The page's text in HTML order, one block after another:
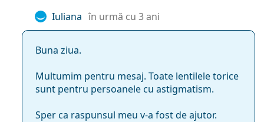
Iuliana în urmă cu 3 ani
Buna ziua.
Multumim pentru mesaj. Toate lentilele torice
sunt pentru persoanele cu astigmatism.
Sper ca raspunsul meu v-a fost de ajutor.